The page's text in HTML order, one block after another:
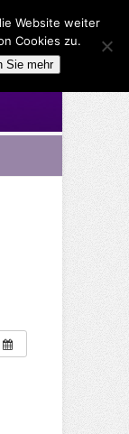
Website weiter
Cookies zu.
Sie mehr